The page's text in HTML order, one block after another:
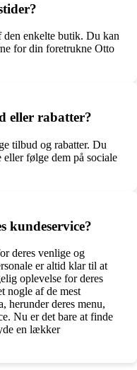
enkelte butik. Du kan
for din foretrukne Otto
eller rabatter?
tilbud og rabatter. Du
eller følge dem på sociale
kundeservice?
deres venlige og
er altid klar til at
oplevelse for deres
nogle af de mest
herunder deres menu,
Nu er det bare at finde
en lækker